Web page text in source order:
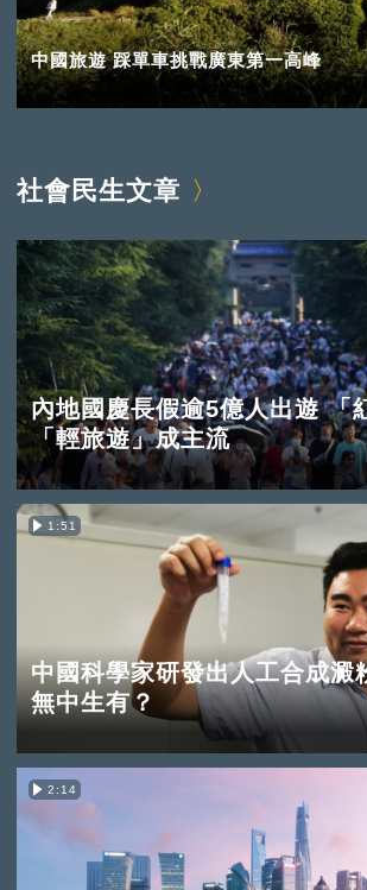
中國旅遊 踩單車挑戰廣東第一高峰
社會民生文章
內地國慶長假逾5億人出遊 「
「輕旅遊」成主流
1:51
中國科學家研發出人工合成澱
無中生有？
2:14